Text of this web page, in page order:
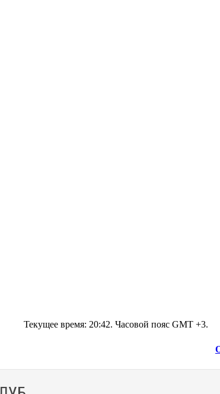
Текущее время: 20:42. Часовой пояс GMT +3.